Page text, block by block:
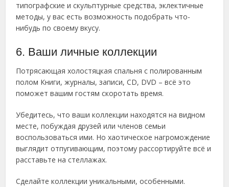
типографские и скульптурные средства, эклектичные
методы, у вас есть возможность подобрать что-
нибудь по своему вкусу.
6. Ваши личные коллекции
Потрясающая холостяцкая спальня с полированным
полом Книги, журналы, записи, CD, DVD – всё это
поможет вашим гостям скоротать время.
Убедитесь, что ваши коллекции находятся на видном
месте, побуждая друзей или членов семьи
воспользоваться ими. Но хаотическое нагромождение
выглядит отпугивающим, поэтому рассортируйте всё и
расставьте на стеллажах.
Сделайте коллекции уникальными, особенными.